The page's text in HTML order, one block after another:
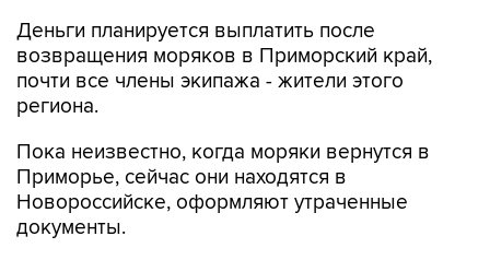
Деньги планируется выплатить после
возвращения моряков в Приморский край,
почти все члены экипажа - жители этого
региона.
Пока неизвестно, когда моряки вернутся в
Приморье, сейчас они находятся в
Новороссийске, оформляют утраченные
документы.